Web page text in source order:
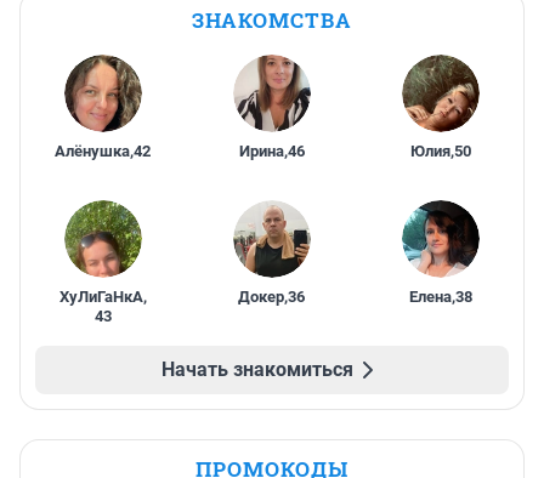
ЗНАКОМСТВА
Алёнушка,42 Ирина,46 Юлия,50
ХуЛиГаНкА,
43
Докер,36 Елена,38
Начать знакомиться
ПРОМОКОДЫ